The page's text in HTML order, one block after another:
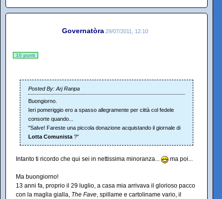
Governatòra 29/07/2011, 12:10
10 punti
Posted By: Arj Ranpa
Buongiorno.
Ieri pomeriggio ero a spasso allegramente per città col fedele
consorte quando...
"Salve! Fareste una piccola donazione acquistando il giornale di
Lotta Comunista?"
Intanto ti ricordo che qui sei in nettissima minoranza... ma poi...
Ma buongiorno!
13 anni fa, proprio il 29 luglio, a casa mia arrivava il glorioso pacco
con la maglia gialla, The Fave, spillame e cartoliname vario, il